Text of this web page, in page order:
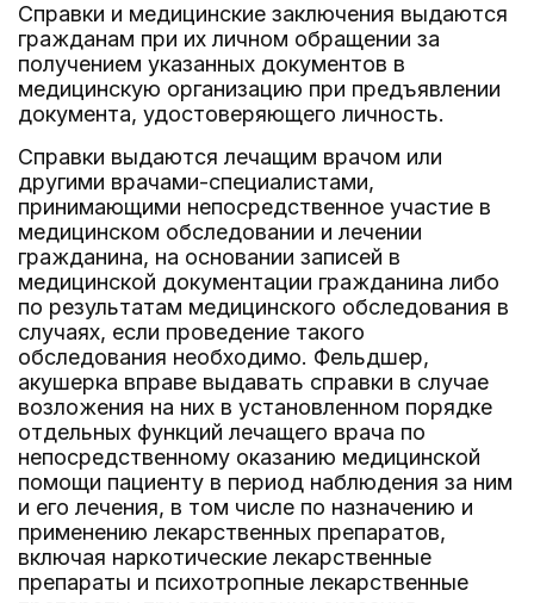
Справки и медицинские заключения выдаются
гражданам при их личном обращении за
получением указанных документов в
медицинскую организацию при предъявлении
документа, удостоверяющего личность.
Справки выдаются лечащим врачом или
другими врачами-специалистами,
принимающими непосредственное участие в
медицинском обследовании и лечении
гражданина, на основании записей в
медицинской документации гражданина либо
по результатам медицинского обследования в
случаях, если проведение такого
обследования необходимо. Фельдшер,
акушерка вправе выдавать справки в случае
возложения на них в установленном порядке
отдельных функций лечащего врача по
непосредственному оказанию медицинской
помощи пациенту в период наблюдения за ним
и его лечения, в том числе по назначению и
применению лекарственных препаратов,
включая наркотические лекарственные
препараты и психотропные лекарственные